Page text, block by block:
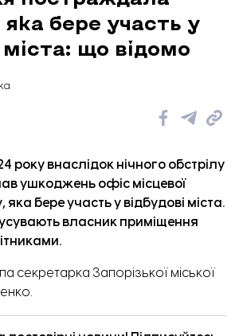
яка бере участь у
міста: що відомо
року внаслідок нічного обстрілу
ушкоджень офіс місцевої
яка бере участь у відбудові міста.
власник приміщення
секретарка Запорізької міської